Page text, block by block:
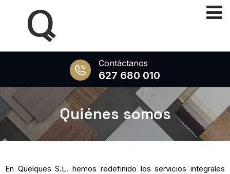
Contáctanos
627 680 010
Quiénes somos
En Quelques S.L. hemos redefinido los servicios integrales